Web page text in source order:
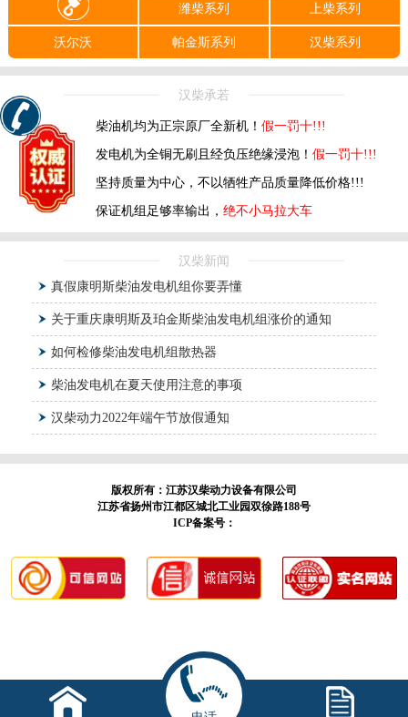
潍柴系列 上柴系列
沃尔沃 帕金斯系列 汉柴系列
汉柴承若
柴油机均为正宗原厂全新机！ 假一罚十!!!
发电机为全铜无刷且经负压绝缘浸泡！ 假一罚十!!!
坚持质量为中心，不以牺牲产品质量降低价格!!!
保证机组足够率输出， 绝不小马拉大车
汉柴新闻
真假康明斯柴油发电机组你要弄懂
关于重庆康明斯及珀金斯柴油发电机组涨价的通知
如何检修柴油发电机组散热器
柴油发电机在夏天使用注意的事项
汉柴动力2022年端午节放假通知
版权所有：江苏汉柴动力设备有限公司
江苏省扬州市江都区城北工业园双徐路188号
ICP备案号：